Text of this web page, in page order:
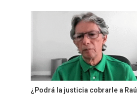
¿Podrá la justicia cobrarle a Raúl